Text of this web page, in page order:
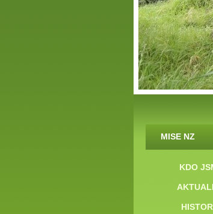
MISE NZ
KDO